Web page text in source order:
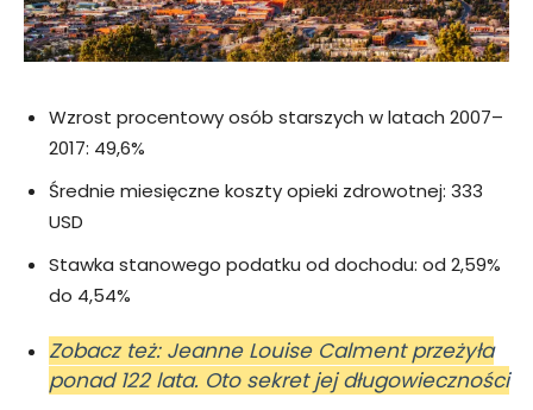
Wzrost procentowy osób starszych w latach 2007–
2017: 49,6%
Średnie miesięczne koszty opieki zdrowotnej: 333
USD
Stawka stanowego podatku od dochodu: od 2,59%
do 4,54%
Zobacz też: Jeanne Louise Calment przeżyła
ponad 122 lata. Oto sekret jej długowieczności